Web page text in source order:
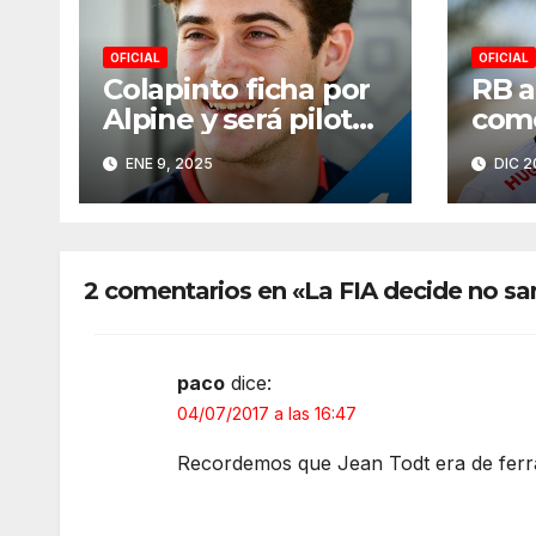
OFICIAL
Colapinto ficha por
Alpine y será piloto
reserva en 2025
ENE 9, 2025
OFICIAL
RB
enDIC
2 comentarios en «La FIA decide no
paco dice:
04/07/2017 a las 16:47
Recordemos que Jean Todt era de